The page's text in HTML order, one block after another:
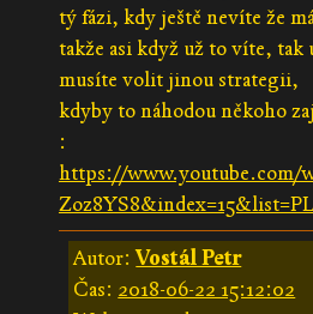
tý fázi, kdy ještě nevíte že
takže asi když už to víte, tak
musíte volit jinou strategii,
kdyby to náhodou někoho
:
https://www.youtube.com/
Autor:Vostál Petr
Čas: 2018-06-22 15:12:02